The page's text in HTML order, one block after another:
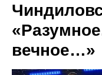
вечное…»